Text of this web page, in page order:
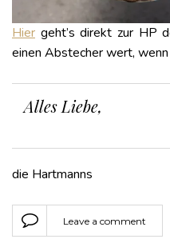
Hier geht’s direkt zur HP
einen Abstecher wert,
Alles Liebe,
die Hartmanns
Leave a comment